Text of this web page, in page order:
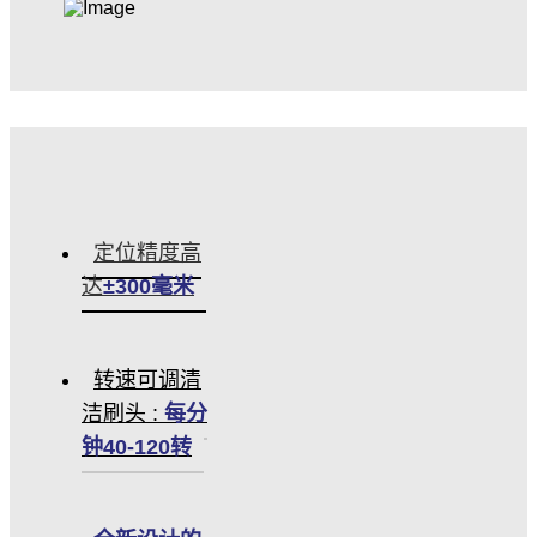
定位精度高
达±300毫米
转速可调清
洁刷头 : 每分
钟40-120转